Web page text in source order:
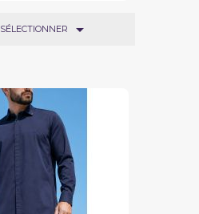
SÉLECTIONNER 